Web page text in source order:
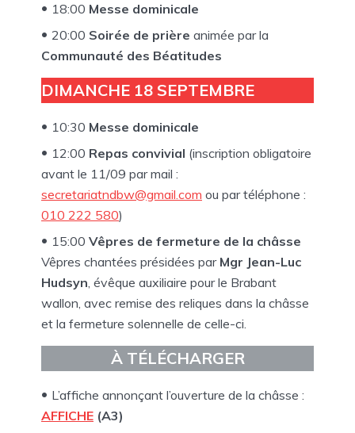
18:00 Messe dominicale
20:00 Soirée de prière animée par la
Communauté des Béatitudes
DIMANCHE 18 SEPTEMBRE
10:30 Messe dominicale
12:00 Repas convivial (inscription obligatoire
avant le 11/09 par mail :
secretariatndbw@gmail.com ou par téléphone :
010 222 580)
15:00 Vêpres de fermeture de la châsse
Vêpres chantées présidées par Mgr Jean-Luc
Hudsyn, évêque auxiliaire pour le Brabant
wallon, avec remise des reliques dans la châsse
et la fermeture solennelle de celle-ci.
À TÉLÉCHARGER
L’affiche annonçant l’ouverture de la châsse :
AFFICHE (A3)